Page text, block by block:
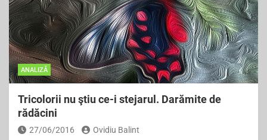
ANALIZĂ
Tricolorii nu ştiu ce-i stejarul. Darămite de
rădăcini
27/06/2016 Ovidiu Balint